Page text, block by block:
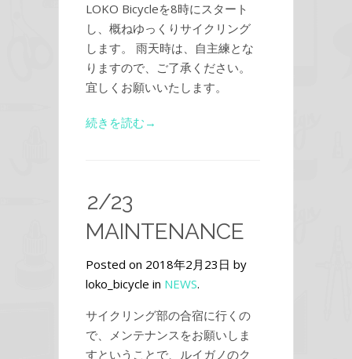
LOKO Bicycleを8時にスタート
し、概ねゆっくりサイクリング
します。 雨天時は、自主練とな
りますので、ご了承ください。
宜しくお願いいたします。
続きを読む→
2/23
MAINTENANCE
Posted on 2018年2月23日 by
loko_bicycle in NEWS.
サイクリング部の合宿に行くの
で、メンテナンスをお願いしま
すということで、ルイガノのク